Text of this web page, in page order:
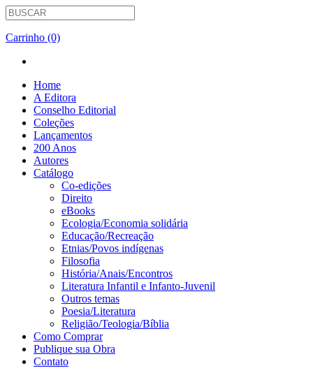
Carrinho (0)
Home
A Editora
Conselho Editorial
Coleções
Lançamentos
200 Anos
Autores
Catálogo
Co-edições
Direito
eBooks
Ecologia/Economia solidária
Educação/Recreação
Etnias/Povos indígenas
Filosofia
História/Anais/Encontros
Literatura Infantil e Infanto-Juvenil
Outros temas
Poesia/Literatura
Religião/Teologia/Bíblia
Como Comprar
Publique sua Obra
Contato